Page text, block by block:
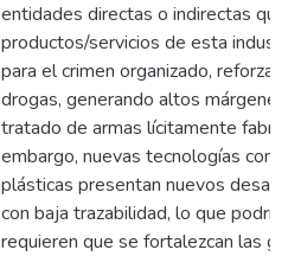
entidades directas o indirectas
productos/servicios de esta
para el crimen organizado,
drogas, generando altos
tratado de armas lícitamente
embargo, nuevas tecnologías
plásticas presentan nuevos
con baja trazabilidad, lo que
requieren que se fortalezcan las